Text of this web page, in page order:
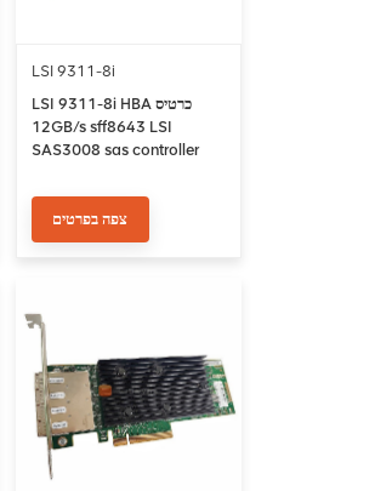
LSI 9311-8i
LSI 9311-8i HBA כרטיס
12GB/s sff8643 LSI
SAS3008 sas controller
צפה בפרטים